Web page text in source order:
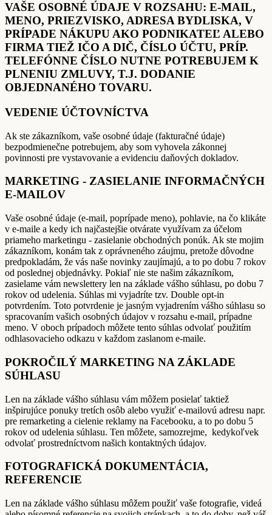
VAŠE OSOBNÉ ÚDAJE V ROZSAHU: E-MAIL,
MENO, PRIEZVISKO, ADRESA BYDLISKA, V
PRÍPADE NÁKUPU AKO PODNIKATEĽ ALEBO
FIRMA TIEŽ IČO A DIČ, ČÍSLO ÚČTU, PRÍP.
TELEFÓNNE ČÍSLO NUTNE POTREBUJEM K
PLNENIU ZMLUVY, T.J. DODANIE
OBJEDNANÉHO TOVARU.
VEDENIE ÚČTOVNÍCTVA
Ak ste zákazníkom, vaše osobné údaje (fakturačné údaje)
bezpodmienečne potrebujem, aby som vyhovela zákonnej
povinnosti pre vystavovanie a evidenciu daňových dokladov.
MARKETING - ZASIELANIE INFORMAČNÝCH
E-MAILOV
Vaše osobné údaje (e-mail, poprípade meno), pohlavie, na čo klikáte
v e-maile a kedy ich najčastejšie otvárate využívam za účelom
priameho marketingu - zasielanie obchodných ponúk. Ak ste mojim
zákazníkom, konám tak z oprávneného záujmu, pretože dôvodne
predpokladám, že vás naše novinky zaujímajú, a to po dobu 7 rokov
od poslednej objednávky. Pokiaľ nie ste našim zákazníkom,
zasielame vám newslettery len na základe vášho súhlasu, po dobu 7
rokov od udelenia. Súhlas mi vyjadríte tzv. Double opt-in
potvrdením. Toto potvrdenie je jasným vyjadrením vášho súhlasu so
spracovaním vašich osobných údajov v rozsahu e-mail, prípadne
meno. V oboch prípadoch môžete tento súhlas odvolať použitím
odhlasovacieho odkazu v každom zaslanom e-maile.
POKROČILÝ MARKETING NA ZÁKLADE
SÚHLASU
Len na základe vášho súhlasu vám môžem posielať taktiež
inšpirujúce ponuky tretích osôb alebo využiť e-mailovú adresu napr.
pre remarketing a cielenie reklamy na Facebooku, a to po dobu 5
rokov od udelenia súhlasu. Ten môžete, samozrejme, kedykoľvek
odvolať prostredníctvom našich kontaktných údajov.
FOTOGRAFICKÁ DOKUMENTÁCIA,
REFERENCIE
Len na základe vášho súhlasu môžem použiť vaše fotografie, videá